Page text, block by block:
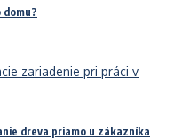
domu?
dreva priamo u zákazníka